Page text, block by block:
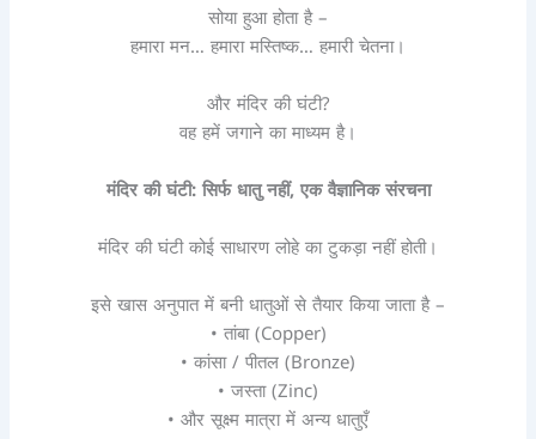
सोया हुआ होता है –
हमारा मन… हमारा मस्तिष्क… हमारी चेतना।
और मंदिर की घंटी?
वह हमें जगाने का माध्यम है।
मंदिर की घंटी: सिर्फ धातु नहीं,एक वैज्ञानिक संरचना
मंदिर की घंटी कोई साधारण लोहे का टुकड़ा नहीं होती।
इसे खास अनुपात में बनी धातुओं से तैयार किया जाता है –
• तांबा (Copper)
• कांसा / पीतल (Bronze)
• जस्ता (Zinc)
• और सूक्ष्म मात्रा में अन्य धातुएँ